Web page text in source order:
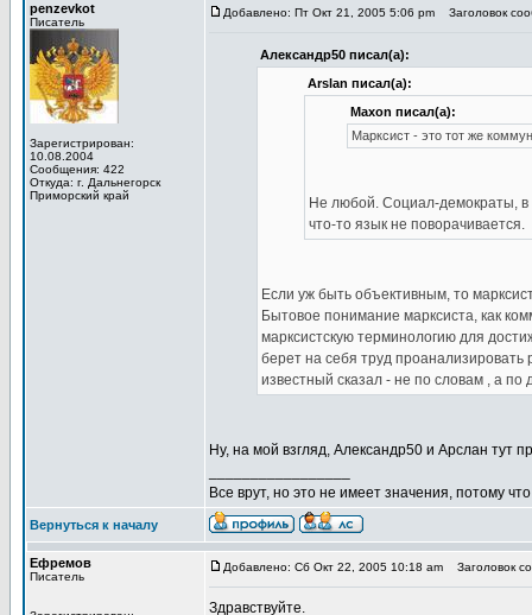
penzevkot
Писатель
Зарегистрирован:
10.08.2004
Сообщения: 422
Откуда: г. Дальнегорск
Приморский край
Добавлено: Пт Окт 21, 2005 5:06 pm Заголовок
Александр50 писал(а):
Arslan писал(а):
Maxon писал(а):
Марксист - это тот же
Не любой. Социал-демократы, в
что-то язык не поворачивается.
Если уж быть объективным, то
Бытовое понимание марксиста, как
марксистскую терминологию для
берет на себя труд
известный сказал - не по словам , а по
Ну, на мой взгляд, Александр50 и Арслан тут
Все врут, но это не имеет значения, потому
Вернуться к началу
Ефремов
Писатель
Добавлено: Сб Окт 22, 2005 10:18 am Заголовок
Здравствуйте.